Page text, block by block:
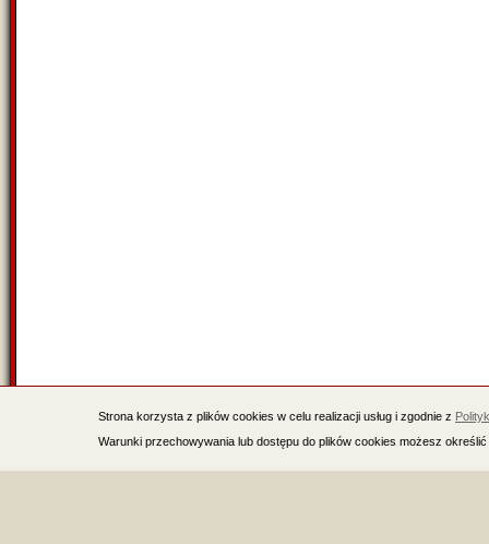
Strona korzysta z plików cookies w celu realizacji usług i zgodnie z
Warunki przechowywania lub dostępu do plików cookies możesz